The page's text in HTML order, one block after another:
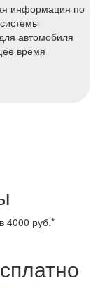
информация по
автомобиля
время
4000 руб.*